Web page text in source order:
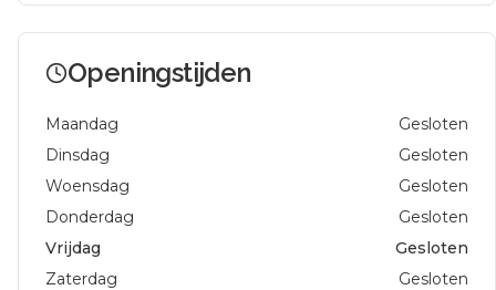
Openingstijden
Maandag
Gesloten
Dinsdag
Gesloten
Woensdag
Gesloten
Donderdag
Gesloten
Vrijdag
Gesloten
Zaterdag
Gesloten